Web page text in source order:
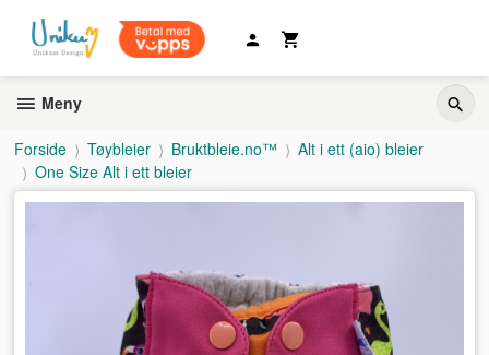
innholdet
Meny
Forside Tøybleier Bruktbleie.no™
Alt i ett (aio) bleier
One Size Alt i ett bleier